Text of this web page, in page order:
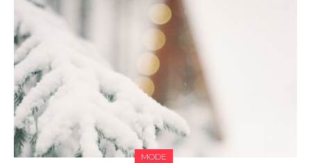
MODE